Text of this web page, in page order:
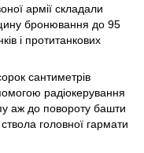
армії складали
бронювання до 95
і протитанкових
сантиметрів
радіокерування
аж до повороту башти
головної гармати